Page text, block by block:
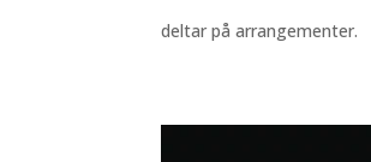
deltar på arrangementer.